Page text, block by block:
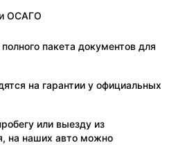
ОСАГО
пакета документов для
на гарантии у официальных
или выезду из
на наших авто можно